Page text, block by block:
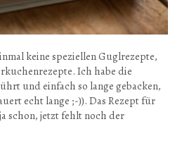
keine speziellen Guglrezepte,
Ich habe die
und einfach so lange gebacken,
echt lange ;-)). Das Rezept für
schon, jetzt fehlt noch der